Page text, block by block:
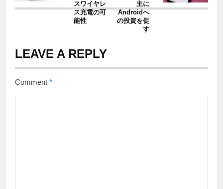
スワイヤレ
ス充電の可
能性
主に
Androidへ
の投資を促
す
LEAVE A REPLY
Comment *